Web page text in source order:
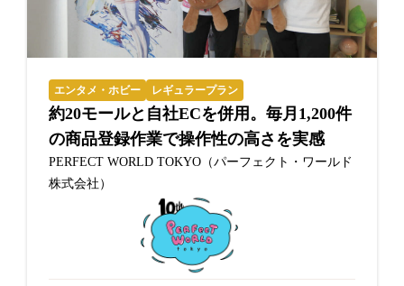
エンタメ・ホビー レギュラープラン
約20モールと自社ECを併用。毎月1,200件
の商品登録作業で操作性の高さを実感
PERFECT WORLD TOKYO（パーフェクト・ワールド
株式会社）